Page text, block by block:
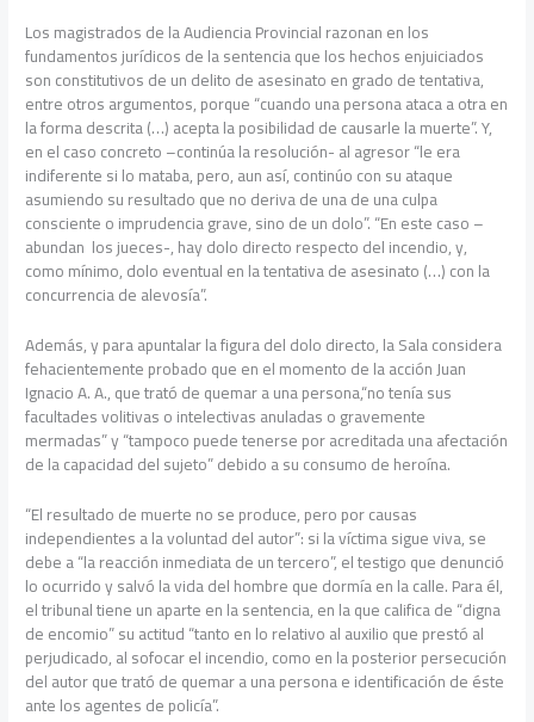
Los magistrados de la Audiencia Provincial razonan en los
fundamentos jurídicos de la sentencia que los hechos enjuiciados
son constitutivos de un delito de asesinato en grado de tentativa,
entre otros argumentos, porque “cuando una persona ataca a otra en
la forma descrita (…) acepta la posibilidad de causarle la muerte”. Y,
en el caso concreto –continúa la resolución- al agresor “le era
indiferente si lo mataba, pero, aun así, continúo con su ataque
asumiendo su resultado que no deriva de una de una culpa
consciente o imprudencia grave, sino de un dolo”. “En este caso –
abundan los jueces-, hay dolo directo respecto del incendio, y,
como mínimo, dolo eventual en la tentativa de asesinato (…) con la
concurrencia de alevosía”.
Además, y para apuntalar la figura del dolo directo, la Sala considera
fehacientemente probado que en el momento de la acción Juan
Ignacio A. A., que trató de quemar a una persona,“no tenía sus
facultades volitivas o intelectivas anuladas o gravemente
mermadas” y “tampoco puede tenerse por acreditada una afectación
de la capacidad del sujeto” debido a su consumo de heroína.
“El resultado de muerte no se produce, pero por causas
independientes a la voluntad del autor”: si la víctima sigue viva, se
debe a “la reacción inmediata de un tercero”, el testigo que denunció
lo ocurrido y salvó la vida del hombre que dormía en la calle. Para él,
el tribunal tiene un aparte en la sentencia, en la que califica de “digna
de encomio” su actitud “tanto en lo relativo al auxilio que prestó al
perjudicado, al sofocar el incendio, como en la posterior persecución
del autor que trató de quemar a una persona e identificación de éste
ante los agentes de policía”.